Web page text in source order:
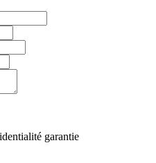
garantie